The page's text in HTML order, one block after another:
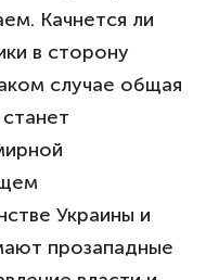
Качнется ли
в сторону
случае общая
Украины и
прозападные